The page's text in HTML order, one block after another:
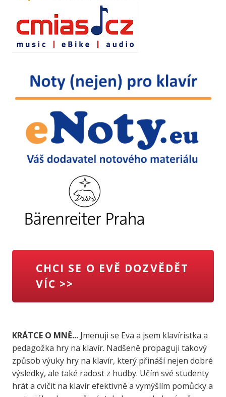
CHCI SE O EVĚ DOZVĚDĚT
VÍC >>
KRÁTCE O MNĚ...Jmenuji se Eva a jsem klavíristka a
pedagožka hry na klavír. Nadšeně propaguji takový
způsob výuky hry na klavír, který přináší nejen dobré
výsledky, ale také radost z hudby. Učím své studenty
hrát a cvičit na klavír efektivně a vymýšlím pomůcky a